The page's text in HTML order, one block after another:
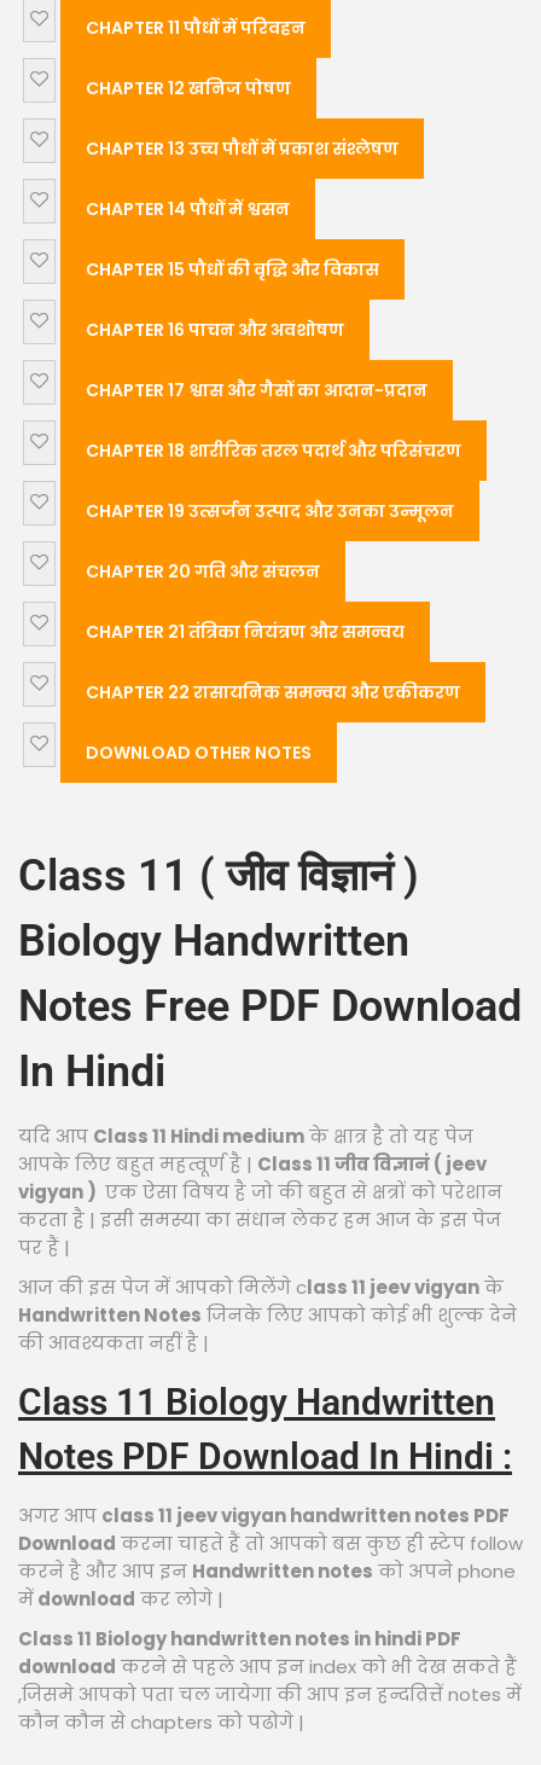
CHAPTER 11 पौधों में परिवहन
CHAPTER 12 खनिज पोषण
CHAPTER 13 उच्च पौधों में प्रकाश संश्लेषण
CHAPTER 14 पौधों में श्वसन
CHAPTER 15 पौधों की वृद्धि और विकास
CHAPTER 16 पाचन और अवशोषण
CHAPTER 17 श्वास और गैसों का आदान-प्रदान
CHAPTER 18 शारीरिक तरल पदार्थ और परिसंचरण
CHAPTER 19 उत्सर्जन उत्पाद और उनका उन्मूलन
CHAPTER 20 गति और संचलन
CHAPTER 21 तंत्रिका नियंत्रण और समन्वय
CHAPTER 22 रासायनिक समन्वय और एकीकरण
DOWNLOAD OTHER NOTES
Class 11 ( जीव विज्ञानं )
Biology Handwritten
Notes Free PDF Download
In Hindi
यदि आप Class 11 Hindi mediumके क्षात्र है तो यह पेज
आपके लिए बहुत महत्वूर्ण है | Class 11 जीव विज्ञानं ( jeev
vigyan ) एक ऐसा विषय है जो की बहुत से क्षत्रों को परेशान
करता है | इसी समस्या का संधान लेकर हम आज के इस पेज
पर हैं |
आज की इस पेज में आपको मिलेंगे class 11 jeev vigyanके
Handwritten Notes जिनके लिए आपको कोई भी शुल्क देने
की आवश्यकता नहीं है |
Class 11 Biology Handwritten
Notes PDF Download In Hindi :
अगर आप class 11 jeev vigyan handwritten notes PDF
Download करना चाहते हैं तो आपको बस कुछ ही स्टेप follow
करने है और आप इन Handwritten notes को अपने phone
मेंdownload कर लोगे |
Class 11 Biology handwritten notes in hindi PDF
download करने से पहले आप इन index को भी देख सकते हैं
,जिसमे आपको पता चल जायेगा की आप इन हन्दव्रित्तें notes में
कौन कौन से chapters को पढोगे |